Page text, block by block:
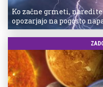
Ko začne grmeti,
opozarjajo na pogosto